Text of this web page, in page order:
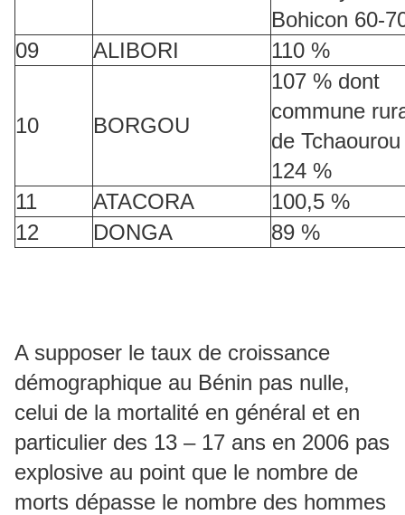
Bohicon 60-
09
ALIBORI 110 %
10 BORGOU
107 % dont
commune
de Tchaourou
124 %
11
ATACORA
100,5 %
12
DONGA 89 %
A supposer le taux de croissance
démographique au Bénin pas nulle,
celui de la mortalité en général et en
particulier des 13 – 17 ans en 2006 pas
explosive au point que le nombre de
morts dépasse le nombre des hommes